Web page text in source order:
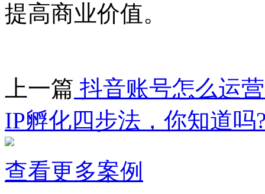
提高商业价值。
上一篇 抖音账号怎么运
IP孵化四步法，你知道吗
查看更多案例